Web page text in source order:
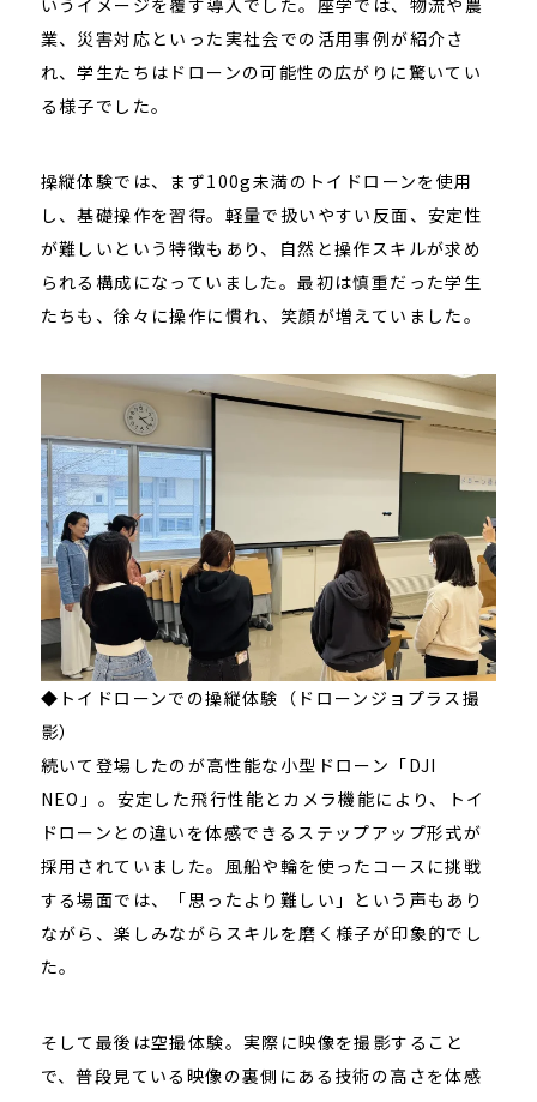
業、災害対応といった実社会での活用事例が紹介さ
れ、学生たちはドローンの可能性の広がりに驚いてい
る様子でした。
操縦体験では、まず100g未満のトイドローンを使用
し、基礎操作を習得。軽量で扱いやすい反面、安定性
が難しいという特徴もあり、自然と操作スキルが求め
られる構成になっていました。最初は慎重だった学生
たちも、徐々に操作に慣れ、笑顔が増えていました。
◆トイドローンでの操縦体験（ドローンジョプラス撮
影）
続いて登場したのが高性能な小型ドローン「DJI
NEO」。安定した飛行性能とカメラ機能により、トイ
ドローンとの違いを体感できるステップアップ形式が
採用されていました。風船や輪を使ったコースに挑戦
する場面では、「思ったより難しい」という声もあり
ながら、楽しみながらスキルを磨く様子が印象的でし
た。
そして最後は空撮体験。実際に映像を撮影すること
で、普段見ている映像の裏側にある技術の高さを体感